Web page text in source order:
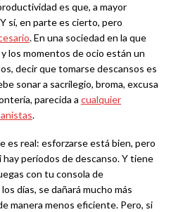
es que, a mayor
sí, en parte es cierto, pero
. En una sociedad en la que
los momentos de ocio están un
decir que tomarse descansos es
sonar a sacrilegio, broma, excusa
parecida a cualquier
.
es real: esforzarse está bien, pero
períodos de descanso. Y tiene
con tu consola de
días, se dañará mucho más
manera menos eficiente. Pero, si